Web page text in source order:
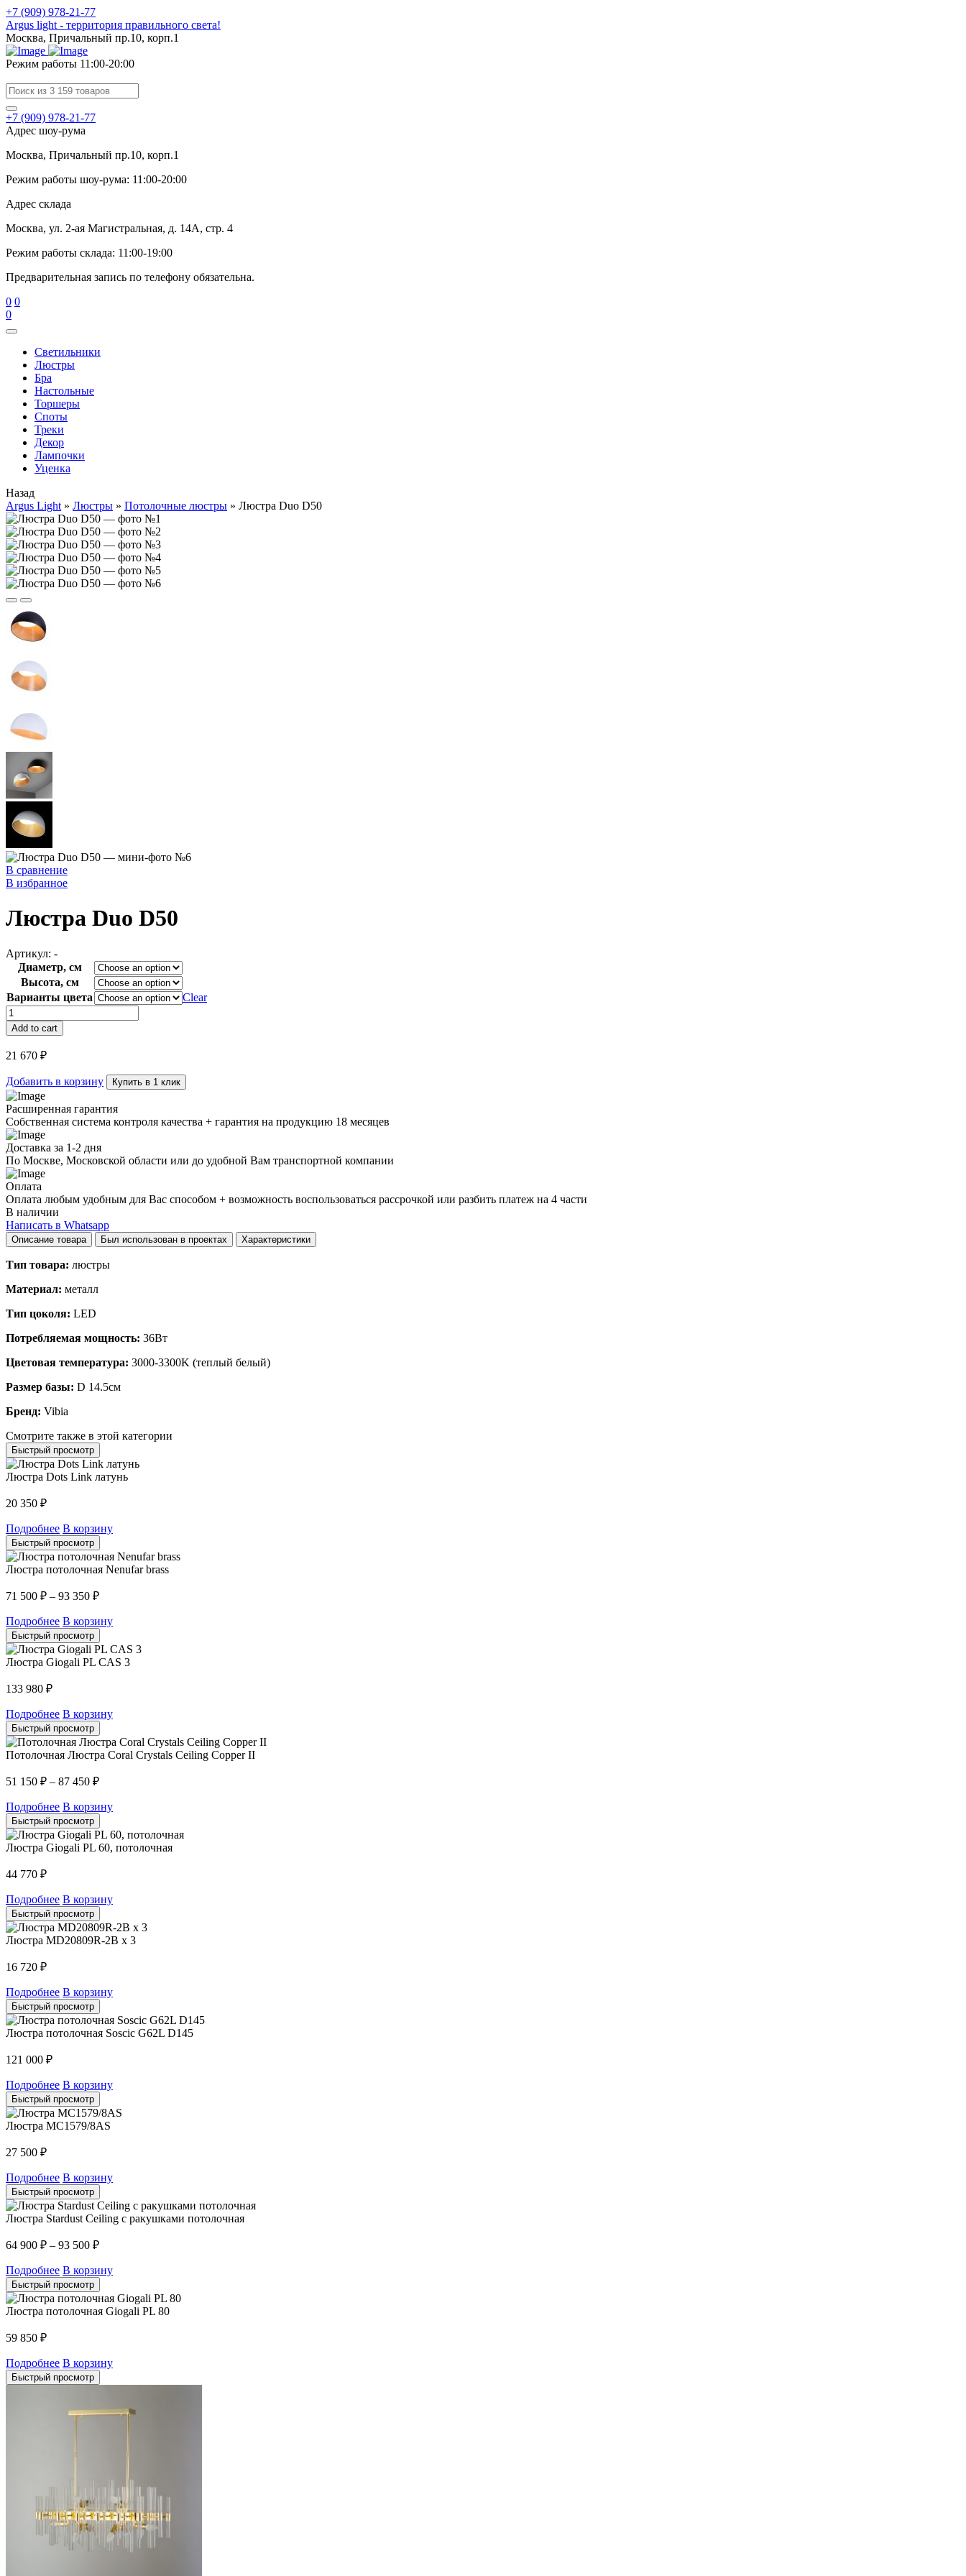
+7 (909) 978-21-77
Argus light - территория правильного света!
Москва, Причальный пр.10, корп.1
Режим работы 11:00-20:00
+7 (909) 978-21-77
Адрес шоу-рума
Москва, Причальный пр.10, корп.1
Режим работы шоу-рума: 11:00-20:00
Адрес склада
Москва, ул. 2-ая Магистральная, д. 14А, стр. 4
Режим работы склада: 11:00-19:00
Предварительная запись по телефону обязательна.
0 0
0
Cветильники
Люстры
Бра
Настольные
Торшеры
Споты
Треки
Декор
Лампочки
Уценка
Назад
Argus Light » Люстры » Потолочные люстры » Люстра Duo D50
В сравнение
В избранное
Люстра Duo D50
Артикул: -
Диаметр, см
Высота, см
Варианты цвета
Clear
Люстра
Duo
D50
quantity
Add to cart
21 670 ₽
Добавить в корзину Купить в 1 клик
Расширенная гарантия
Собственная система контроля качества + гарантия на продукцию 18 месяцев
Доставка за 1-2 дня
По Москве, Московской области или до удобной Вам транспортной компании
Оплата
Оплата любым удобным для Вас способом + возможность воспользоваться рассрочкой или разбить платеж на 4 части
В наличии
Написать в Whatsapp
Описание товара Был использован в проектах Характеристики
Тип товара: люстры
Материал: металл
Тип цоколя: LED
Потребляемая мощность: 36Вт
Цветовая температура: 3000-3300K (теплый белый)
Размер базы: D 14.5см
Бренд: Vibia
Смотрите также в этой категории
Быстрый просмотр
Люстра Dots Link латунь
20 350 ₽
Подробнее В корзину
Быстрый просмотр
Люстра потолочная Nenufar brass
71 500 ₽ – 93 350 ₽
Подробнее В корзину
Быстрый просмотр
Люстра Giogali PL CAS 3
133 980 ₽
Подробнее В корзину
Быстрый просмотр
Потолочная Люстра Coral Crystals Ceiling Copper II
51 150 ₽ – 87 450 ₽
Подробнее В корзину
Быстрый просмотр
Люстра Giogali PL 60, потолочная
44 770 ₽
Подробнее В корзину
Быстрый просмотр
Люстра MD20809R-2B x 3
16 720 ₽
Подробнее В корзину
Быстрый просмотр
Люстра потолочная Soscic G62L D145
121 000 ₽
Подробнее В корзину
Быстрый просмотр
Люстра MC1579/8AS
27 500 ₽
Подробнее В корзину
Быстрый просмотр
Люстра Stardust Ceiling с ракушками потолочная
64 900 ₽ – 93 500 ₽
Подробнее В корзину
Быстрый просмотр
Люстра потолочная Giogali PL 80
59 850 ₽
Подробнее В корзину
Быстрый просмотр